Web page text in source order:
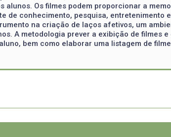
alunos. Os filmes podem proporcionar a
conhecimento, pesquisa, entretenimento
na criação de laços afetivos, um
A metodologia prever a exibição de filmes
bem como elaborar uma listagem de